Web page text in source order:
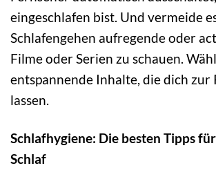
eingeschlafen bist. Und vermeide
Schlafengehen aufregende oder
Filme oder Serien zu schauen.
entspannende Inhalte, die dich zur
lassen.
Schlafhygiene: Die besten Tipps
Schlaf